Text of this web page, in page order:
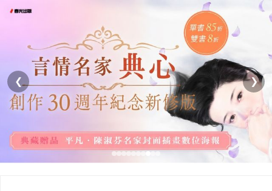
❮ ❯